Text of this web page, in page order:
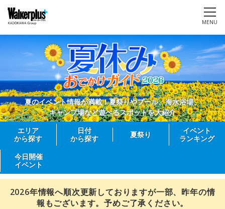
MENU
夏のイベント情報が満載！夏祭りやプール、海水浴場、
キャンプ場など遊べるスポットを大紹介
エリア
から探す
日付
から探す
夏祭り
イベント
ランキング
今日開催
イベント
2026年情報へ順次更新しておりますが一部、昨年の情
報もございます。予めご了承ください。